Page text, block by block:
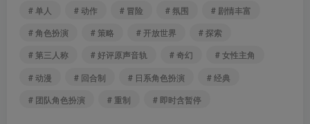
# 单人
# 动作 # 冒险 # 氛围
# 剧情丰富
# 角色扮演
# 策略 # 开放世界
# 探索
# 第三人称
# 好评原声音轨 # 奇幻
# 女性主角
# 动漫
# 回合制 # 日系角色扮演
# 经典
# 团队角色扮演
# 重制 # 即时含暂停